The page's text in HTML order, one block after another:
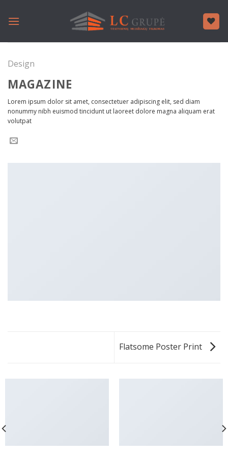
Design
MAGAZINE
Lorem ipsum dolor sit amet, consectetuer adipiscing elit, sed diam
nonummy nibh euismod tincidunt ut laoreet dolore magna aliquam erat
volutpat
Flatsome Poster Print